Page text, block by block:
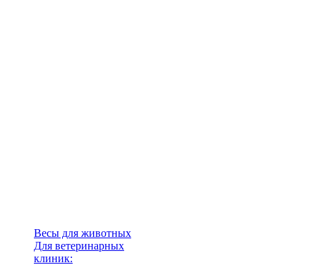
Весы для животных
Для ветеринарных
клиник: